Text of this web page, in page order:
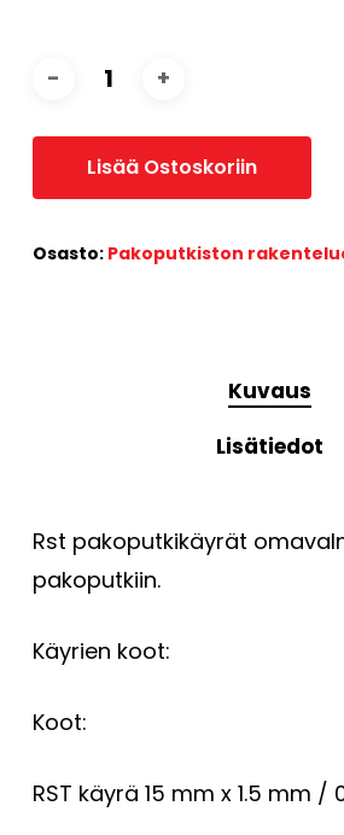
Lisää Ostoskoriin
Osasto: Pakoputkiston
Kuvaus
Lisätiedot
Rst pakoputkikäyrät
pakoputkiin.
Käyrien koot:
Koot:
RST käyrä 15 mm x 1.5 mm /